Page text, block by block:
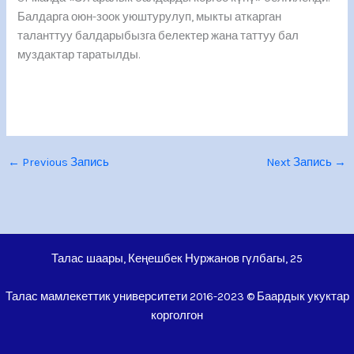
Балдарга оюн-зоок уюштурулуп, мыкты аткарган
таланттуу балдарыбызга белектер жана таттуу бал
муздактар таратылды.
← Previous Запись Next Запись →
Талас шаары, Кеңешбек Нуржанов гүлбагы, 25
Талас мамлекеттик университети 2016-2023 © Баардык укуктар
корголгон